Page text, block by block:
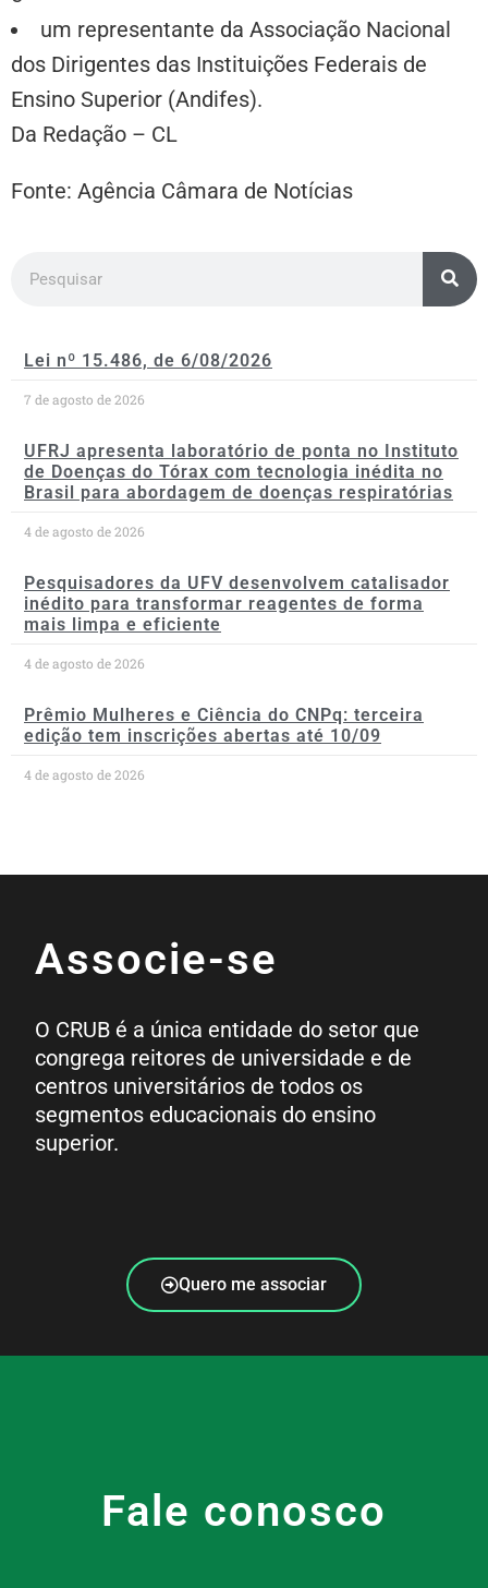
um representante da Associação Nacional
dos Dirigentes das Instituições Federais de
Ensino Superior (Andifes).
Da Redação – CL
Fonte: Agência Câmara de Notícias
Lei nº 15.486, de 6/08/2026
7 de agosto de 2026
UFRJ apresenta laboratório de ponta no Instituto
de Doenças do Tórax com tecnologia inédita no
Brasil para abordagem de doenças respiratórias
4 de agosto de 2026
Pesquisadores da UFV desenvolvem catalisador
inédito para transformar reagentes de forma
mais limpa e eficiente
4 de agosto de 2026
Prêmio Mulheres e Ciência do CNPq: terceira
edição tem inscrições abertas até 10/09
4 de agosto de 2026
Associe-se
O CRUB é a única entidade do setor que
congrega reitores de universidade e de
centros universitários de todos os
segmentos educacionais do ensino
superior.
Quero me associar
Fale conosco